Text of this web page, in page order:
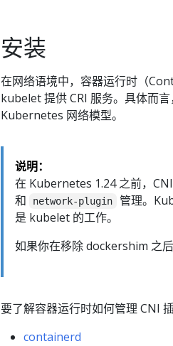
安装
在网络语境中，容器运行时（
kubelet 提供 CRI 服务。具体而
Kubernetes 网络模型。
说明：
在 Kubernetes 1.24 之前，
和 network-plugin
管理。
是 kubelet 的工作。
如果你在移除 dockershim 之
要了解容器运行时如何管理 CNI
containerd